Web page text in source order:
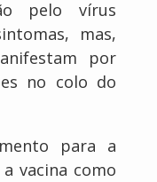
pelo vírus
mas,
por
no colo do
para a
vacina como